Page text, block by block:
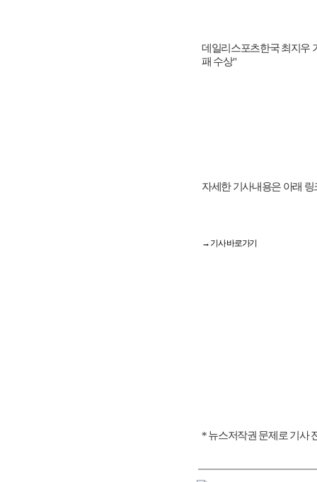
데일리스포츠한국 최지우
패 수상"
자세한 기사내용은 아래 링
→ 기사 바로가기
* 뉴스저작권 문제로 기사